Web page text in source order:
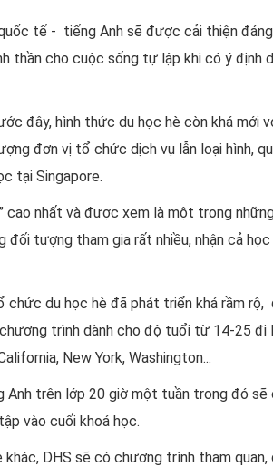
tế - tiếng Anh sẽ được cải thiện
thần cho cuộc sống tự lập khi có ý định
đây, hình thức du học hè còn khá mới
đơn vị tổ chức dịch vụ lẫn loại hình,
tại Singapore.
cao nhất và được xem là một trong
đối tượng tham gia rất nhiều, nhận cả
chức du học hè đã phát triển khá rầm
trình dành cho độ tuổi từ 14-25
New York, Washington...
trên lớp 20 giờ một tuần trong đó
vào cuối khoá học.
DHS sẽ có chương trình tham